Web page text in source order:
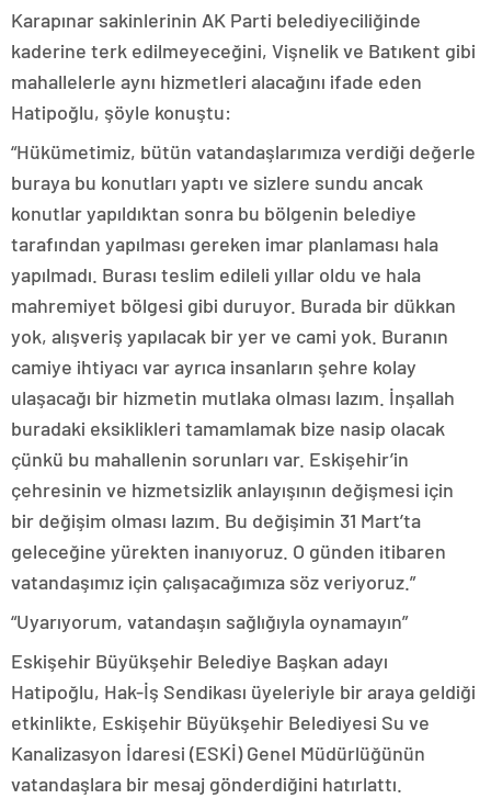
Karapınar sakinlerinin AK Parti belediyeciliğinde
kaderine terk edilmeyeceğini, Vişnelik ve Batıkent gibi
mahallelerle aynı hizmetleri alacağını ifade eden
Hatipoğlu, şöyle konuştu:
“Hükümetimiz, bütün vatandaşlarımıza verdiği değerle
buraya bu konutları yaptı ve sizlere sundu ancak
konutlar yapıldıktan sonra bu bölgenin belediye
tarafından yapılması gereken imar planlaması hala
yapılmadı. Burası teslim edileli yıllar oldu ve hala
mahremiyet bölgesi gibi duruyor. Burada bir dükkan
yok, alışveriş yapılacak bir yer ve cami yok. Buranın
camiye ihtiyacı var ayrıca insanların şehre kolay
ulaşacağı bir hizmetin mutlaka olması lazım. İnşallah
buradaki eksiklikleri tamamlamak bize nasip olacak
çünkü bu mahallenin sorunları var. Eskişehir’in
çehresinin ve hizmetsizlik anlayışının değişmesi için
bir değişim olması lazım. Bu değişimin 31 Mart’ta
geleceğine yürekten inanıyoruz. O günden itibaren
vatandaşımız için çalışacağımıza söz veriyoruz.”
“Uyarıyorum, vatandaşın sağlığıyla oynamayın”
Eskişehir Büyükşehir Belediye Başkan adayı
Hatipoğlu, Hak-İş Sendikası üyeleriyle bir araya geldiği
etkinlikte, Eskişehir Büyükşehir Belediyesi Su ve
Kanalizasyon İdaresi (ESKİ) Genel Müdürlüğünün
vatandaşlara bir mesaj gönderdiğini hatırlattı.